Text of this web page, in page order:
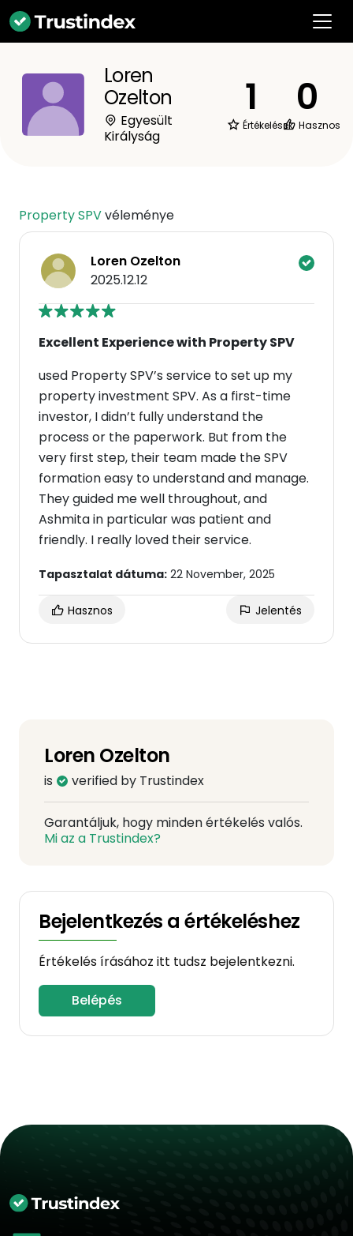
Loren
Ozelton
Egyesült
Királyság
1
Értékelések
0
Hasznos
Property SPVvéleménye
Loren Ozelton
2025.12.12
Excellent Experience with Property SPV
used Property SPV’s service to set up my
property investment SPV. As a first-time
investor, I didn’t fully understand the
process or the paperwork. But from the
very first step, their team made the SPV
formation easy to understand and manage.
They guided me well throughout, and
Ashmita in particular was patient and
friendly. I really loved their service.
Tapasztalat dátuma: 22 November, 2025
Hasznos Jelentés
Loren Ozelton
is verified by Trustindex
Garantáljuk, hogy minden értékelés valós.
Mi az a Trustindex?
Bejelentkezés a értékeléshez
Értékelés írásához itt tudsz bejelentkezni.
Belépés